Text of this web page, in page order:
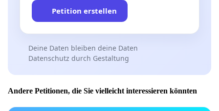
Petition erstellen
Deine Daten bleiben deine Daten
Datenschutz durch Gestaltung
Andere Petitionen, die Sie vielleicht interessieren könnten